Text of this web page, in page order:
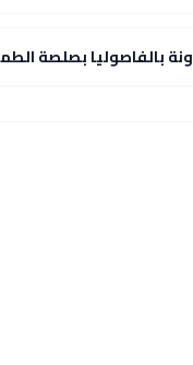
بصلصة